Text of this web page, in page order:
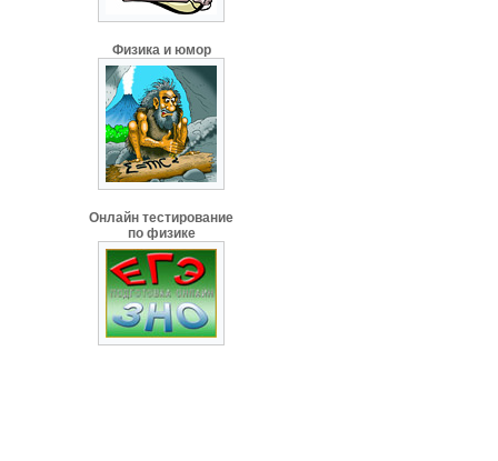
Физика и юмор
Онлайн тестирование
по физике